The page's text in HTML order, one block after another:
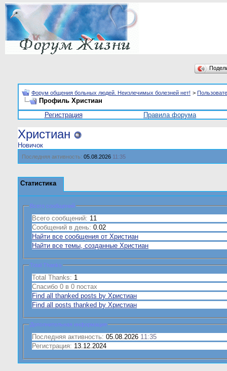
Форум общения больных людей. Неизлечимых болезней нет! >
Профиль Христиан
Регистрация
Правила форума
Христиан
Новичок
Последняя активность: 05.08.2026 11:35
Статистика
Всего сообщений
Всего сообщений: 11
Сообщений в день: 0.02
Найти все сообщения от Христиан
Найти все темы, созданные Христиан
Total Thanks
Total Thanks: 1
Спасибо 0 в 0 постах
Find all thanked posts by Христиан
Find all posts thanked by Христиан
Дополнительная информация
Последняя активность: 05.08.2026 11:35
Регистрация: 13.12.2024